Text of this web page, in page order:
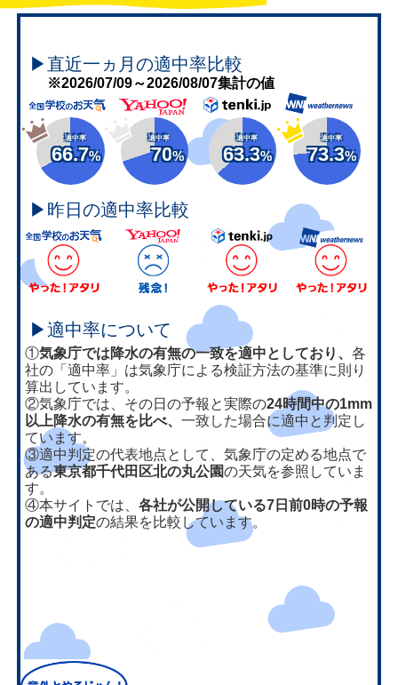
▶直近一ヵ月の適中率比較
※2026/07/09～2026/08/07集計の値
適中率
66.7%
適中率
70%
適中率
63.3%
適中率
73.3%
▶昨日の適中率比較
▶適中率について
①気象庁では降水の有無の一致を適中としており、各
社の「適中率」は気象庁による検証方法の基準に則り
算出しています。
②気象庁では、その日の予報と実際の24時間中の1mm
以上降水の有無を比べ、一致した場合に適中と判定し
ています。
③適中判定の代表地点として、気象庁の定める地点で
ある東京都千代田区北の丸公園の天気を参照していま
す。
④本サイトでは、各社が公開している7日前0時の予報
の適中判定の結果を比較しています。